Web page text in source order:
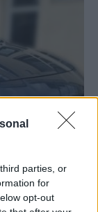
parties, or
for
opt-out